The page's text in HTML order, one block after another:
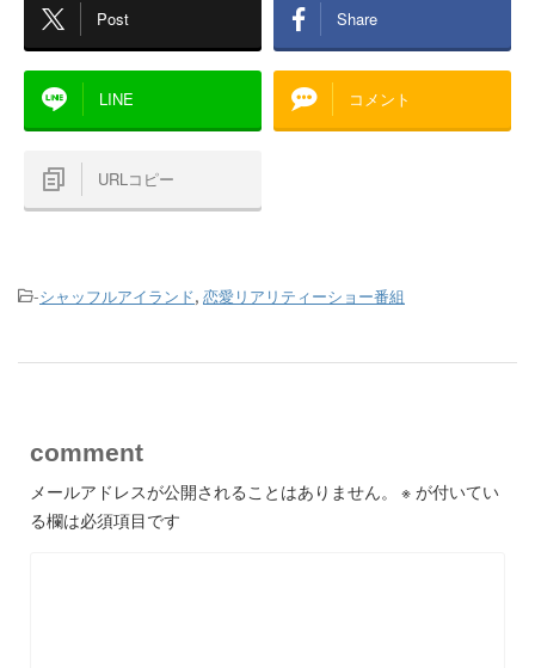
Post Share
LINE コメント
URLコピー
-シャッフルアイランド, 恋愛リアリティーショー番組
comment
メールアドレスが公開されることはありません。 ※ が付いてい
る欄は必須項目です